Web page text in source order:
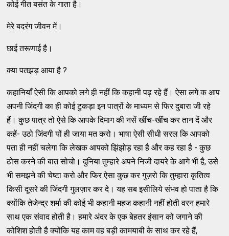
कोई गीत बसंत के गाता है।
मेरे बदरंग जीवन में।
छाई तरूणाई है।
क्‍या पतझड़ आया है ?
कहानियाँ ऐसी कि आपको लगे ही नहीं कि कहानी पढ़ रहे हैं। ऐसा लगे क आप
अपनी जिंदगी का ही कोई टुकड़ा इन पात्रों के माध्‍यम से फिर दुबारा जी रहे
हैं। कुछ पात्र तो ऐसे कि आपके दिमाग की नसें खींच-खींच कर तान दें और
कहें- उठो जिंदगी यों ही जाया मत करो। भाषा ऐसी सीधी सरल कि आपको
पता ही नहीं चलेगा कि लेखक आपको झिंझोड़ रहा है और कह रहा है - कुछ
ठोस करने की बात सोचो। दुनिया तुम्‍हारे अपने निजी दायरे के आगे भी है, उसे
भी समझने की चेष्‍टा करो और फिर ऐसा कुछ कर गुज़रो कि तुम्‍हारा कृतित्‍व
किसी दूसरे की जिंदगी गुलज़ार कर दे। यह सब इसीलिये संभव हो पाता है कि
क्‍योंकि तेजेन्‍द्र शर्मा की कोई भी कहानी महज कहानी नहीं होती वरन हमारे
साथ एक संवाद होती है। हमारे अंदर के एक बेहतर इंसान को जगाने की
कोशिश होती है क्‍योंकि यह काम वह बड़ी कामयाबी के साथ कर रहे हैं,